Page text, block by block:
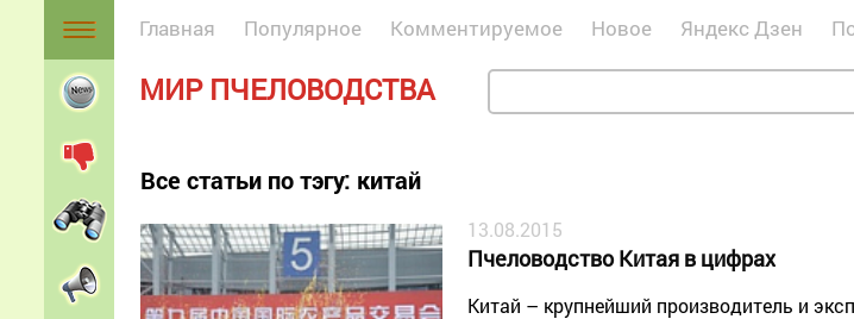
Главная Популярное Комментируемое Новое Яндекс Дзен
МИР ПЧЕЛОВОДСТВА
Все статьи по тэгу: китай
13.08.2015
Пчеловодство Китая в цифрах
Китай – крупнейший производитель и